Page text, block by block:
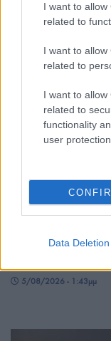
I want to
related to
I want to
related to
I want to
related to
functionality
user protection.
Data Deletion
5/08/2026 - 2:25μμ
Πυρκαγιές σε
αυτοψίες – Έως
5/08/2026 - 1:43μμ